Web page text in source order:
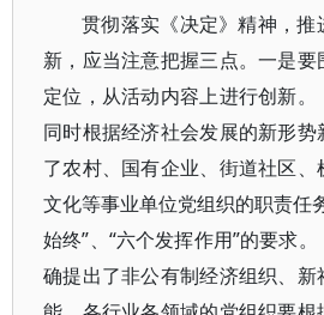
贯彻落实《决定》精神，推
新，应当注意把握三点。一是
定位，从活动内容上进行创新。
同时根据经济社会发展的新形
了农村、国有企业、街道社区、
文化等事业单位党组织的职责任
始终”、“六个发挥作用”的要求
确提出了非公有制经济组织、